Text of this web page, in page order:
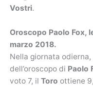
Vostri.
Oroscopo Paolo Fox,
marzo 2018.
Nella giornata
dell’oroscopo di Paolo
voto 7, il Toro ottiene